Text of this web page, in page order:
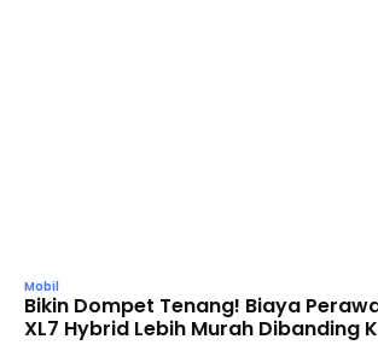
Mobil
Bikin Dompet Tenang! Biaya
XL7 Hybrid Lebih Murah Dibanding